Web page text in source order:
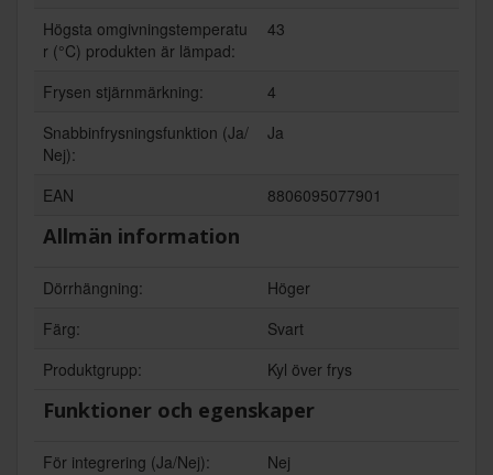
Högsta omgivningstemperatu
r (°C) produkten är lämpad:
43
Frysen stjärnmärkning:
4
Snabbinfrysningsfunktion (Ja/
Nej):
Ja
EAN 8806095077901
Allmän information
Dörrhängning:
Höger
Färg:
Svart
Produktgrupp:
Kyl över frys
Funktioner och egenskaper
För integrering (Ja/Nej):
Nej